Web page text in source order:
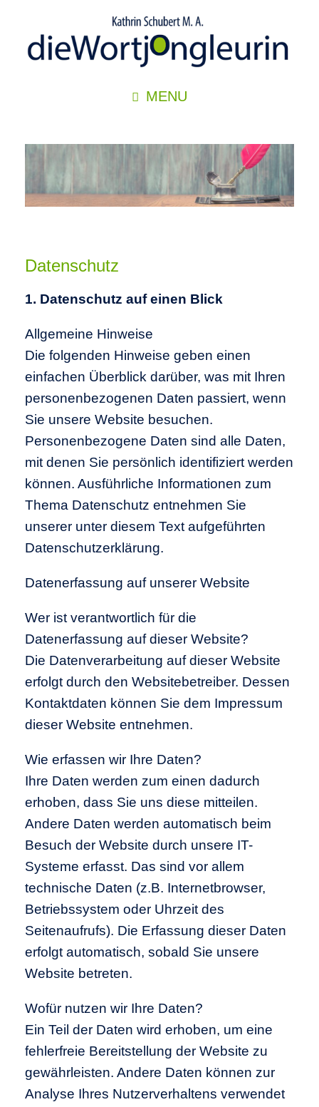
springen
MENU
Datenschutz
1. Datenschutz auf einen Blick
Allgemeine Hinweise
Die folgenden Hinweise geben einen
einfachen Überblick darüber, was mit Ihren
personenbezogenen Daten passiert, wenn
Sie unsere Website besuchen.
Personenbezogene Daten sind alle Daten,
mit denen Sie persönlich identifiziert werden
können. Ausführliche Informationen zum
Thema Datenschutz entnehmen Sie
unserer unter diesem Text aufgeführten
Datenschutzerklärung.
Datenerfassung auf unserer Website
Wer ist verantwortlich für die
Datenerfassung auf dieser Website?
Die Datenverarbeitung auf dieser Website
erfolgt durch den Websitebetreiber. Dessen
Kontaktdaten können Sie dem Impressum
dieser Website entnehmen.
Wie erfassen wir Ihre Daten?
Ihre Daten werden zum einen dadurch
erhoben, dass Sie uns diese mitteilen.
Andere Daten werden automatisch beim
Besuch der Website durch unsere IT-
Systeme erfasst. Das sind vor allem
technische Daten (z.B. Internetbrowser,
Betriebssystem oder Uhrzeit des
Seitenaufrufs). Die Erfassung dieser Daten
erfolgt automatisch, sobald Sie unsere
Website betreten.
Wofür nutzen wir Ihre Daten?
Ein Teil der Daten wird erhoben, um eine
fehlerfreie Bereitstellung der Website zu
gewährleisten. Andere Daten können zur
Analyse Ihres Nutzerverhaltens verwendet